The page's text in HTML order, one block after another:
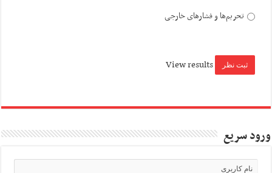
تحریم‌ها و فشارهای خارجی
View results
ورود سریع